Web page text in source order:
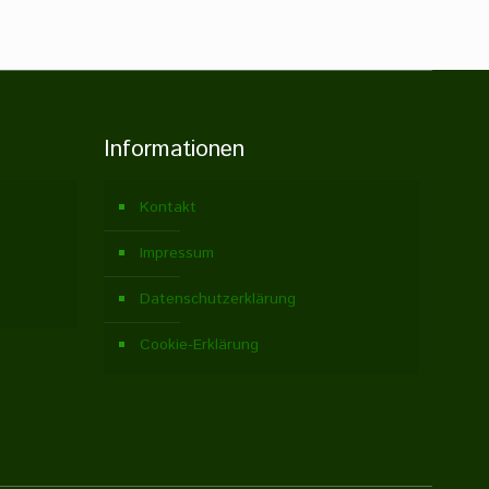
Informationen
Kontakt
Impressum
Datenschutzerklärung
Cookie-Erklärung